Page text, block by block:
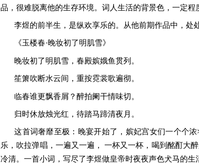
品，很难脱离他的生存环境。词人生活的背景色，一定程
李煜的前半生，是纵欢享乐的。从他前期作品中，处
《玉楼春·晚妆初了明肌雪》
晚妆初了明肌雪，春殿嫔娥鱼贯列。
笙箫吹断水云间，重按霓裳歌遍彻。
临春谁更飘香屑？醉拍阑干情味切。
归时休放烛光红，待踏马蹄清夜月。
这首词奢靡至极：晚宴开始了，嫔妃宫女们一个个
乐，吹拉弹唱，一遍又一遍， 一杯又一杯，喝到酩酊大
冷清。一首小词，写尽了李煜做皇帝时夜夜声色犬马的生